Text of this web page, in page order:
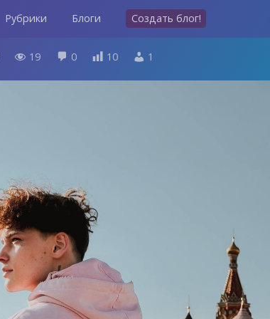
Рубрики Блоги Создать блог!
 19  0  10  1